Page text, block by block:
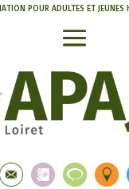
POUR ADULTES ET JEUNES